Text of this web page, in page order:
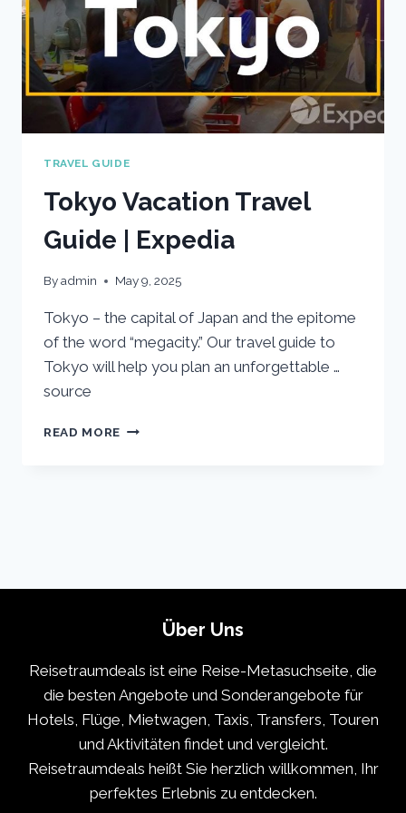
TRAVEL GUIDE
Tokyo Vacation Travel
Guide | Expedia
Byadmin May 9, 2025
Tokyo – the capital of Japan and the epitome
of the word “megacity.” Our travel guide to
Tokyo will help you plan an unforgettable …
source
READ MORE TOKYO
Über Uns
Reisetraumdeals ist eine Reise-Metasuchseite, die
die besten Angebote und Sonderangebote für
Hotels, Flüge, Mietwagen, Taxis, Transfers, Touren
und Aktivitäten findet und vergleicht.
Reisetraumdeals heißt Sie herzlich willkommen, Ihr
perfektes Erlebnis zu entdecken.